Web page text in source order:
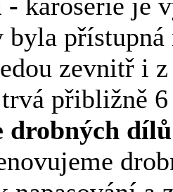
byla
zevnitř i
přibližně
drobných